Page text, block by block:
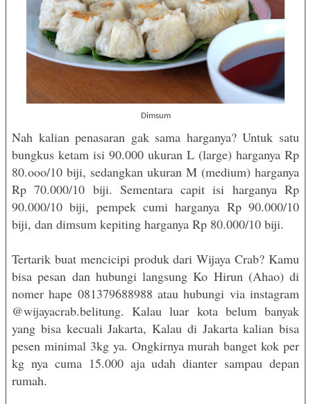
Dimsum
Nah kalian penasaran gak sama harganya? Untuk satu
bungkus ketam isi 90.000 ukuran L (large) harganya Rp
80.ooo/10 biji, sedangkan ukuran M (medium) harganya
Rp 70.000/10 biji. Sementara capit isi harganya Rp
90.000/10 biji, pempek cumi harganya Rp 90.000/10
biji, dan dimsum kepiting harganya Rp 80.000/10 biji.
Tertarik buat mencicipi produk dari Wijaya Crab? Kamu
bisa pesan dan hubungi langsung Ko Hirun (Ahao) di
nomer hape 081379688988 atau hubungi via instagram
@wijayacrab.belitung. Kalau luar kota belum banyak
yang bisa kecuali Jakarta, Kalau di Jakarta kalian bisa
pesen minimal 3kg ya. Ongkirnya murah banget kok per
kg nya cuma 15.000 aja udah dianter sampau depan
rumah.